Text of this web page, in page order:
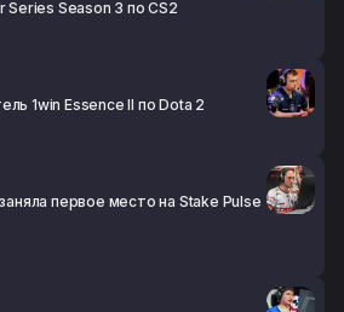
Series Season 3 по CS2
1win Essence II по Dota 2
первое место на Stake Pulse